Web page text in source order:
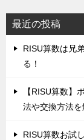
最近の投稿
‌RISU算数は兄
る！
【RISU算数】
法や交換方法を
‌RISU算数お試